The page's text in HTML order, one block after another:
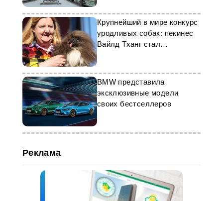
Крупнейший в мире конкурс
уродливых собак: пекинес
Вайлд Тханг стал
победителем
BMW представила
эксклюзивные модели
своих бестселлеров
Реклама